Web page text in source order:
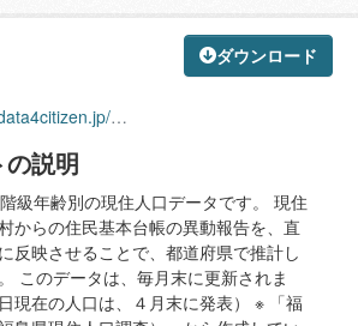
ダウンロード
resource/c4f67f35-cfe7-4e12-948d-50fa164b44b7/download/2011.csv
説明
級年齢別の現住人口データです。 現住
からの住民基本台帳の異動報告を、直
反映させることで、都道府県で推計し
このデータは、毎月末に更新されま
現在の人口は、４月末に発表） ※ 「福